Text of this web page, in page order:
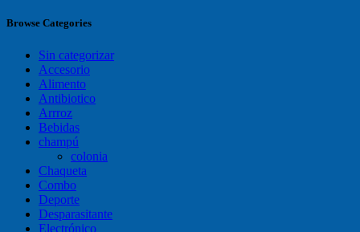
Browse Categories
Sin categorizar
Accesorio
Alimento
Antibiotico
Arrroz
Bebidas
champú
colonia
Chaqueta
Combo
Deporte
Desparasitante
Electrónico